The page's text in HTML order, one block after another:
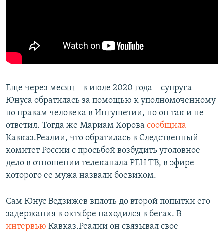
Еще через месяц – в июле 2020 года – супруга
Юнуса обратилась за помощью к уполномоченному
по правам человека в Ингушетии, но он так и не
ответил. Тогда же Мариам Хорова сообщила
Кавказ.Реалии, что обратилась в Следственный
комитет России с просьбой возбудить уголовное
дело в отношении телеканала РЕН ТВ, в эфире
которого ее мужа назвали боевиком.
Сам Юнус Ведзижев вплоть до второй попытки его
задержания в октябре находился в бегах. В
интервью Кавказ.Реалии он связывал свое